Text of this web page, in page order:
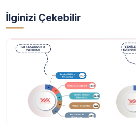
İlginizi Çekebilir